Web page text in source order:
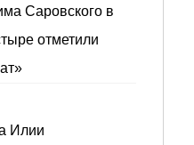
Саровского в
отметили
Илии